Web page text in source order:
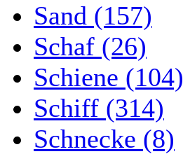
Sand (157)
Schaf (26)
Schiene (104)
Schiff (314)
Schnecke (8)